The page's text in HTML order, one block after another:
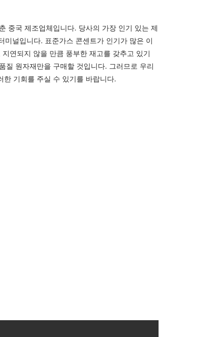
중국 제조업체입니다. 당사의 가장 인기 있는 제
널입니다. 표준가스 콘센트가 인기가 많은 이
연되지 않을 만큼 풍부한 재고를 갖추고 있기
질 원자재만을 구매할 것입니다. 그러므로 우리
기회를 주실 수 있기를 바랍니다.